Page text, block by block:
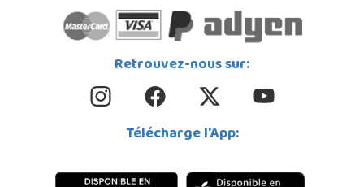
Retrouvez-nous sur:
Télécharge l'App: